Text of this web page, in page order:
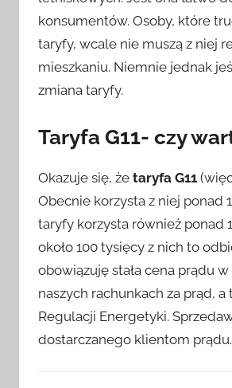
konsumentów. Osoby, które
taryfy, wcale nie muszą z niej
mieszkaniu. Niemnie jednak
zmiana taryfy.
Taryfa G11- czy
Okazuje się, że taryfa G11
Obecnie korzysta z niej ponad
taryfy korzysta również ponad
około 100 tysięcy z nich to
obowiązuję stała cena prądu
naszych rachunkach za prąd,
Regulacji Energetyki.
dostarczanego klientom prądu.